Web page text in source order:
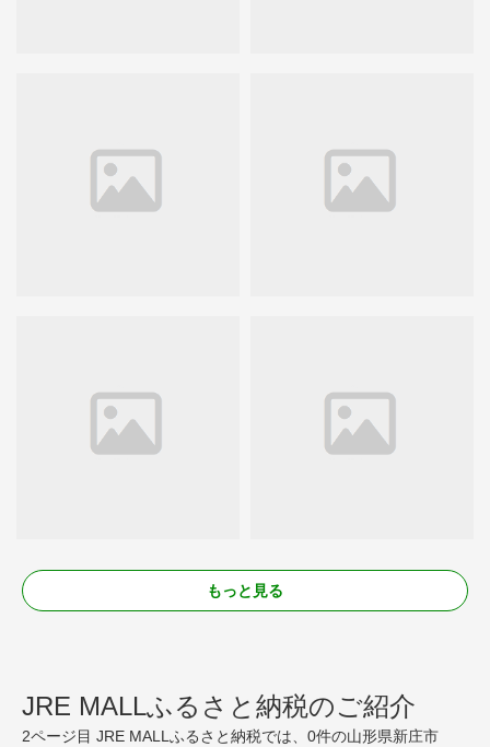
もっと見る
JRE MALLふるさと納税のご紹介
2ページ目 JRE MALLふるさと納税では、0件の山形県新庄市